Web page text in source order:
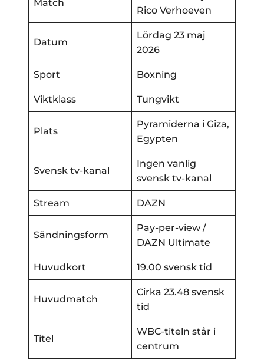
Match
Rico Verhoeven
Datum
Lördag 23 maj
2026
Sport Boxning
Viktklass Tungvikt
Plats
Pyramiderna i Giza,
Egypten
Svensk tv-kanal
Ingen vanlig
svensk tv-kanal
Stream DAZN
Sändningsform
Pay-per-view /
DAZN Ultimate
Huvudkort 19.00 svensk tid
Huvudmatch
Cirka 23.48 svensk
tid
Titel
WBC-titeln står i
centrum